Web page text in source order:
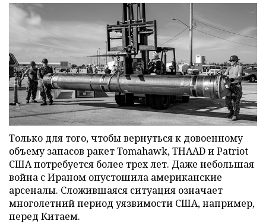
Только для того, чтобы вернуться к довоенному
объему запасов ракет Tomahawk, THAAD и Patriot
США потребуется более трех лет. Даже небольшая
война с Ираном опустошила американские
арсеналы. Сложившаяся ситуация означает
многолетний период уязвимости США, например,
перед Китаем.